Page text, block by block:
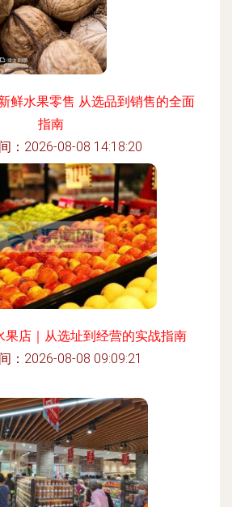
鲜水果零售 从选品到销售的全面
指南
：2026-08-08 14:18:20
果店｜从选址到经营的实战指南
：2026-08-08 09:09:21